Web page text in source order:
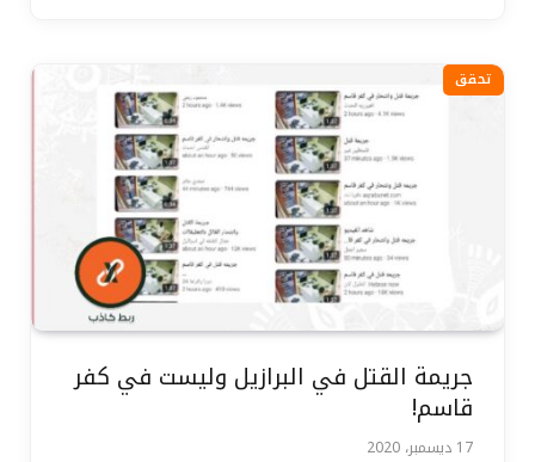
تحقق
جريمة القتل في البرازيل وليست في كفر
قاسم!
17 ديسمبر، 2020